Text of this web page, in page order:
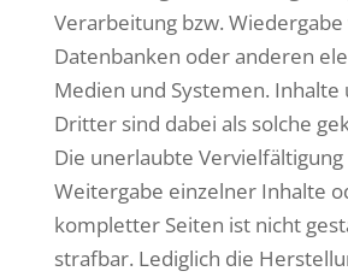
Verarbeitung bzw.
Datenbanken oder anderen
Medien und Systemen. Inhalte
Dritter sind dabei als solche
Die unerlaubte
Weitergabe einzelner Inhalte
kompletter Seiten ist nicht
strafbar. Lediglich die